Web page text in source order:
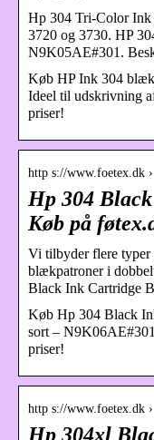
Hp 304 Tri-Color Ink
3720 og 3730. HP
N9K05AE#301.
Køb HP Ink 304
Ideel til udskrivning
priser!
http s://www.foetex.dk
Hp 304
Køb på
Vi tilbyder flere
blækpatroner i
Black Ink Cartridge
Køb Hp 304 Black
sort –
priser!
http s://www.foetex.dk
Hp 304xl